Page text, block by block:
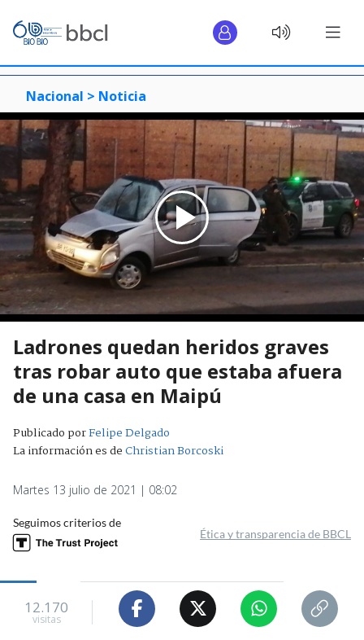
Nacional > Noticia
Ladrones quedan heridos graves
tras robar auto que estaba afuera
de una casa en Maipú
Publicado porFelipe Delgado
La información es deChristian Borcoski
Martes 13 julio de 2021 | 08:02
Seguimos criterios de
Ética y transparencia de BBCL
12.170
visitas